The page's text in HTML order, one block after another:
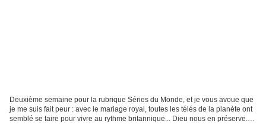
Deuxième semaine pour la rubrique Séries du Monde, et je vous avoue que
je me suis fait peur : avec le mariage royal, toutes les télés de la planète ont
semblé se taire pour vivre au rythme britannique... Dieu nous en préserve.